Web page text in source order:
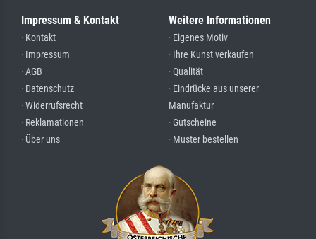
Impressum & Kontakt
· Kontakt
· Impressum
· AGB
· Datenschutz
· Widerrufsrecht
· Reklamationen
· Über uns
Weitere Informationen
· Eigenes Motiv
· Ihre Kunst verkaufen
· Qualität
· Eindrücke aus unserer
Manufaktur
· Gutscheine
· Muster bestellen